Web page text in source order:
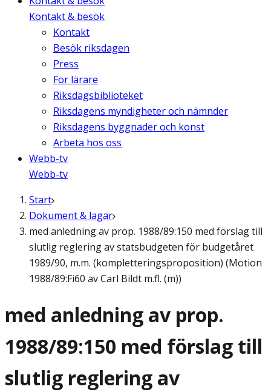
Kontakt & besök
Kontakt
Besök riksdagen
Press
För lärare
Riksdagsbiblioteket
Riksdagens myndigheter och nämnder
Riksdagens byggnader och konst
Arbeta hos oss
Webb-tv
Webb-tv
Start
Dokument & lagar
med anledning av prop. 1988/89:150 med förslag till
slutlig reglering av statsbudgeten för budgetåret
1989/90, m.m. (kompletteringsproposition) (Motion
1988/89:Fi60 av Carl Bildt m.fl. (m))
med anledning av prop.
1988/89:150 med förslag till
slutlig reglering av